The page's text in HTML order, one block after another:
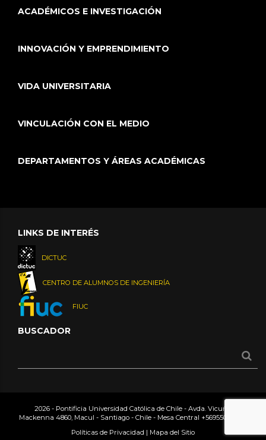
ACADÉMICOS E INVESTIGACIÓN
INNOVACIÓN Y EMPRENDIMIENTO
VIDA UNIVERSITARIA
VINCULACIÓN CON EL MEDIO
DEPARTAMENTOS Y ÁREAS ACADÉMICAS
LINKS DE INTERÉS
DICTUC
CENTRO DE ALUMNOS DE INGENIERÍA
FIUC
BUSCADOR
2026 - Pontificia Universidad Católica de Chile - Avda. Vicuña
Mackenna 4860, Macul - Santiago - Chile - Mesa Central +56955042000
Políticas de Privacidad | Mapa del Sitio